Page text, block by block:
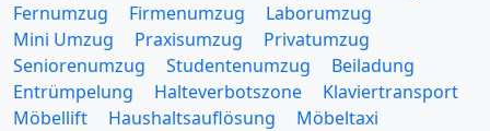
Fernumzug
Firmenumzug
Laborumzug
Mini Umzug
Praxisumzug
Privatumzug
Seniorenumzug
Studentenumzug
Beiladung
Entrümpelung
Halteverbotszone
Klaviertransport
Möbellift
Haushaltsauflösung
Möbeltaxi